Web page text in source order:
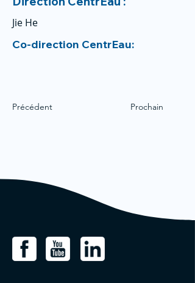
Jie He
Co-direction CentrEau:
Précédent Prochain